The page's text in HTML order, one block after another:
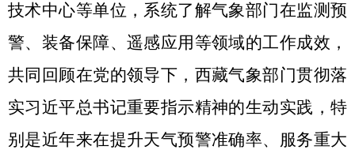
技术中心等单位，系统了解气象部门在监测预
警、装备保障、遥感应用等领域的工作成效 ，
共同 回顾在党的领导下，西藏气象部门贯彻落
实习近平总书记重要指示精神的生动实践，特
别是近年来在提升天气预警准确率、服务重大